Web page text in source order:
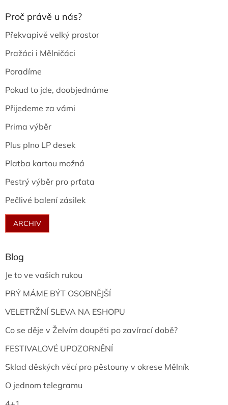
Proč právě u nás?
Překvapivě velký prostor
Pražáci i Mělničáci
Poradíme
Pokud to jde, doobjednáme
Přijedeme za vámi
Prima výběr
Plus plno LP desek
Platba kartou možná
Pestrý výběr pro prťata
Pečlivé balení zásilek
ARCHIV
Blog
Je to ve vašich rukou
PRÝ MÁME BÝT OSOBNĚJŠÍ
VELETRŽNÍ SLEVA NA ESHOPU
Co se děje v Želvím doupěti po zavírací době?
FESTIVALOVÉ UPOZORNĚNÍ
Sklad děských věcí pro pěstouny v okrese Mělník
O jednom telegramu